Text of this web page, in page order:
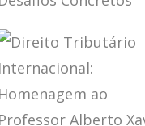
PLANEJAMENTO
TRIBUTÁRIO:
LIMITES E
DESAFIOS
CONCRETOS